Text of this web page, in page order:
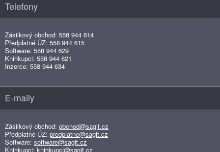
Telefony
Zásilkový obchod: 558 944 614
Předplatné ÚZ: 558 944 615
Software: 558 944 629
Knihkupci: 558 944 621
Inzerce: 558 944 634
E-maily
Zásilkový obchod: obchod@sagit.cz
Předplatné ÚZ: predplatne@sagit.cz
Software: software@sagit.cz
Knihkupci: knihkupci@sagit.cz